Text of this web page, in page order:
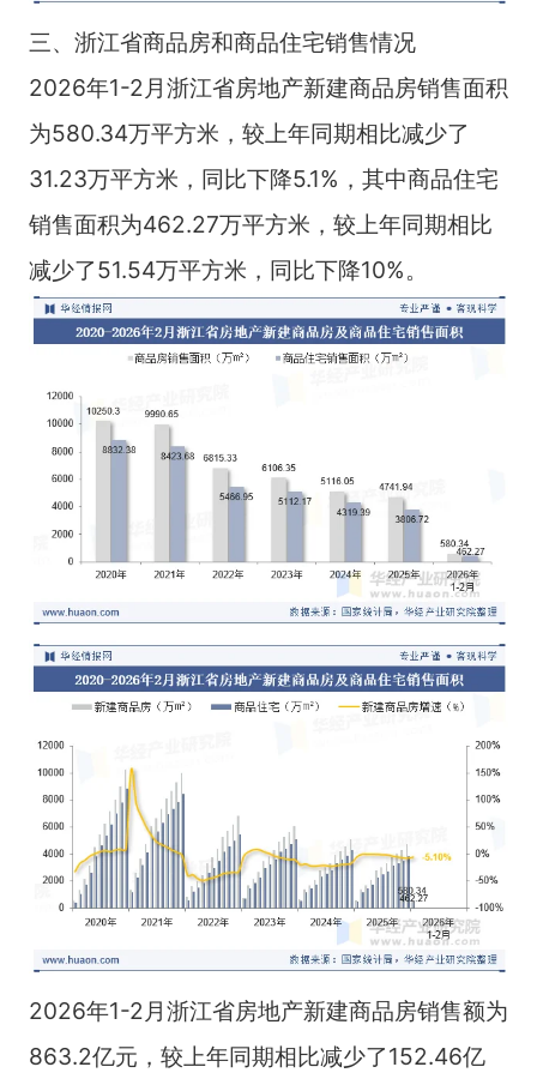
三、浙江省商品房和商品住宅销售情况
2026年1-2月浙江省房地产新建商品房销售面积
为580.34万平方米，较上年同期相比减少了
31.23万平方米，同比下降5.1%，其中商品住宅
销售面积为462.27万平方米，较上年同期相比
减少了51.54万平方米，同比下降10%。
2026年1-2月浙江省房地产新建商品房销售额为
863.2亿元，较上年同期相比减少了152.46亿